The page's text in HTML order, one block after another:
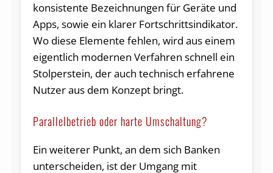
konsistente Bezeichnungen für Geräte und
Apps, sowie ein klarer Fortschrittsindikator.
Wo diese Elemente fehlen, wird aus einem
eigentlich modernen Verfahren schnell ein
Stolperstein, der auch technisch erfahrene
Nutzer aus dem Konzept bringt.
Parallelbetrieb oder harte Umschaltung?
Ein weiterer Punkt, an dem sich Banken
unterscheiden, ist der Umgang mit